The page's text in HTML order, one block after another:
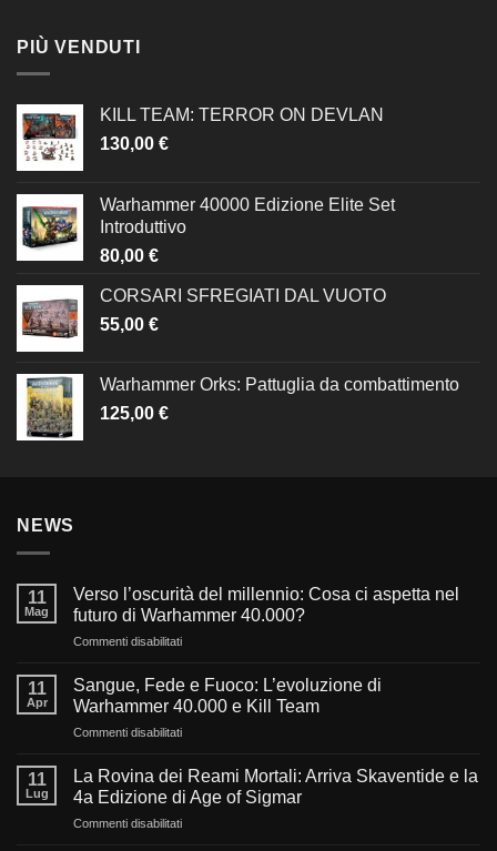
PIÙ VENDUTI
KILL TEAM: TERROR ON DEVLAN
130,00 €
Warhammer 40000 Edizione Elite Set
Introduttivo
80,00 €
CORSARI SFREGIATI DAL VUOTO
55,00 €
Warhammer Orks: Pattuglia da combattimento
125,00 €
NEWS
11
Mag
Verso l’oscurità del millennio: Cosa ci aspetta nel
futuro di Warhammer 40.000?
Commenti disabilitatisu
l’oscurità
del
millennio:
Cosa
aspetta
nel
futuro
di
11
Apr
Sangue, Fede e Fuoco: L’evoluzione di
Warhammer 40.000 e Kill Team
Commenti disabilitatisu
Fede
e
Fuoco:
L’evoluzione
11
Lug
La Rovina dei Reami Mortali: Arriva Skaventide e la
4a Edizione di Age of Sigmar
Commenti disabilitatisu